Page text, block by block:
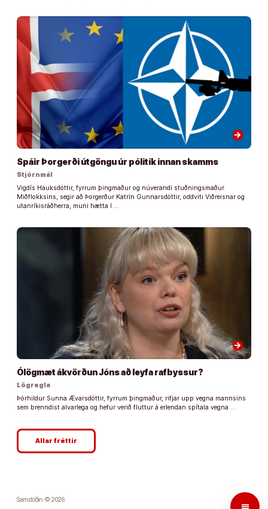
menu
arrow_forward
Spáir Þorgerði útgöngu úr pólitík innan skamms
Stjórnmál
Vigdís Hauksdóttir, fyrrum þingmaður og núverandi stuðningsmaður
Miðflokksins, segir að Þorgerður Katrín Gunnarsdóttir, oddviti Viðreisnar og
utanríkisráðherra, muni hætta í …
arrow_forward
Ólögmæt ákvörðun Jóns að leyfa rafbyssur?
Lögregla
Þórhildur Sunna Ævarsdóttir, fyrrum þingmaður, rifjar upp vegna mannsins
sem brenndist alvarlega og hefur verið fluttur á erlendan spítala vegna …
Allar fréttir
Samstöðin © 2026